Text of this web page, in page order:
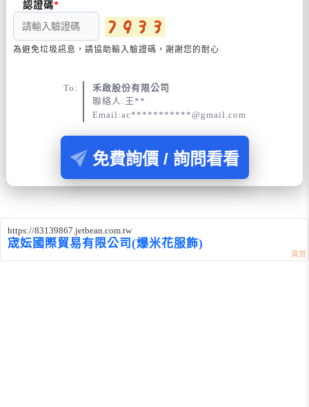
認證碼
為避免垃圾訊息，請協助輸入驗證碼，謝謝您的耐心
To:
禾啟股份有限公司
聯絡人:王**
Email:ac***********@gmail.com
免費詢價 / 詢問看看
https://83139867.jetbean.com.tw
宬妘國際貿易有限公司(爆米花服飾)